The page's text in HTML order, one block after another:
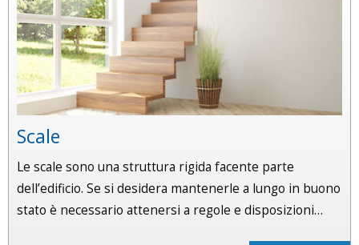
Scale
Le scale sono una struttura rigida facente parte
dell’edificio. Se si desidera mantenerle a lungo in buono
stato è necessario attenersi a regole e disposizioni…